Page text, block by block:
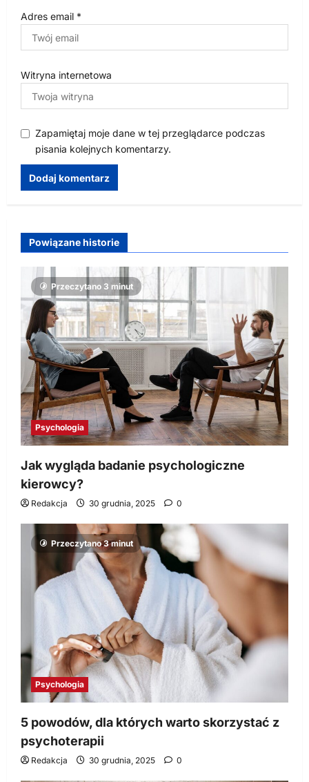
Adres email *
Witryna internetowa
Zapamiętaj moje dane w tej przeglądarce podczas
pisania kolejnych komentarzy.
Powiązane historie
Przeczytano 3 minut
Psychologia
Jak wygląda badanie psychologiczne
kierowcy?
Redakcja 30 grudnia, 2025 0
Przeczytano 3 minut
Psychologia
5 powodów, dla których warto skorzystać z
psychoterapii
Redakcja 30 grudnia, 2025 0